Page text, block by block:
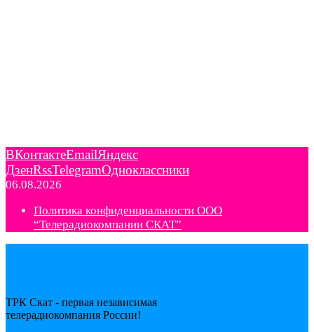
ВКонтактеEmailЯндекс
ДзенRssTelegramОдноклассники
06.08.2026
Политика конфиденциальности ООО
“Телерадиокомпании СКАТ”
ТРК Скат - первая независимая
телерадиокомпания Роcсии!